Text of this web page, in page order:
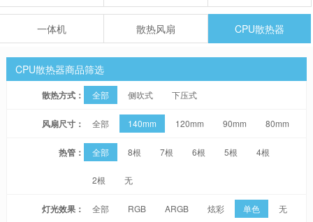
一体机 散热风扇 CPU散热器
CPU散热器商品筛选
散热方式： 全部 侧吹式 下压式
风扇尺寸： 全部 140mm 120mm 90mm 80mm
热管： 全部 8根 7根 6根 5根 4根
2根 无
灯光效果： 全部 RGB ARGB 炫彩 单色 无